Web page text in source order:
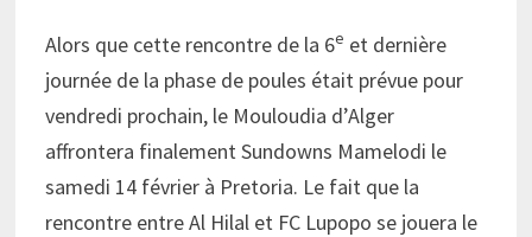
Alors que cette rencontre de la 6e et dernière
journée de la phase de poules était prévue pour
vendredi prochain, le Mouloudia d’Alger
affrontera finalement Sundowns Mamelodi le
samedi 14 février à Pretoria. Le fait que la
rencontre entre Al Hilal et FC Lupopo se jouera le